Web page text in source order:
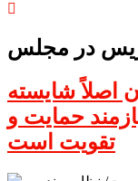
اصلاً شایسته
حمایت و
تقویت است